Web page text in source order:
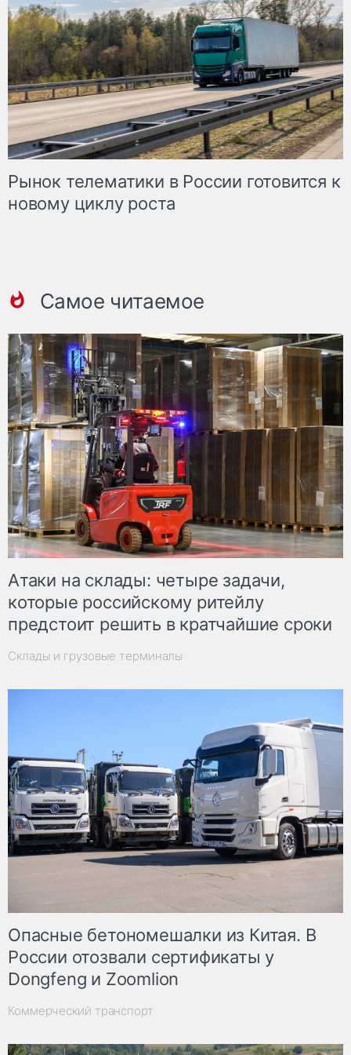
Рынок телематики в России готовится к
новому циклу роста
Самое читаемое
Атаки на склады: четыре задачи,
которые российскому ритейлу
предстоит решить в кратчайшие сроки
Склады и грузовые терминалы
Опасные бетономешалки из Китая. В
России отозвали сертификаты у
Dongfeng и Zoomlion
Коммерческий транспорт